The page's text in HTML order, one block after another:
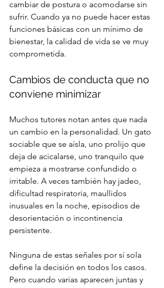
cambiar de postura o acomodarse sin
sufrir. Cuando ya no puede hacer estas
funciones básicas con un mínimo de
bienestar, la calidad de vida se ve muy
comprometida.
Cambios de conducta que no
conviene minimizar
Muchos tutores notan antes que nada
un cambio en la personalidad. Un gato
sociable que se aísla, uno prolijo que
deja de acicalarse, uno tranquilo que
empieza a mostrarse confundido o
irritable. A veces también hay jadeo,
dificultad respiratoria, maullidos
inusuales en la noche, episodios de
desorientación o incontinencia
persistente.
Ninguna de estas señales por sí sola
define la decisión en todos los casos.
Pero cuando varias aparecen juntas y